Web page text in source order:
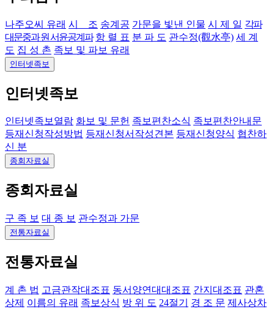
나주오씨 유래 시 조 송계공 가문을 빛낸 인물 시 제 일 각파
대문중과 원 서윤공계파 항 렬 표 분 파 도 관수정(觀水亭) 세 계
도 집 성 촌 족보 및 파보 유래
인터넷족보
인터넷족보
인터넷족보열람 화보 및 문헌 족보편찬소식 족보편찬안내문
등재신청작성방법 등재신청서작성견본 등재신청양식 협찬하
신 분
종회자료실
종회자료실
구 족 보 대 종 보 관수정과 가문
전통자료실
전통자료실
계 촌 법 고금관작대조표 동서양연대대조표 간지대조표 관혼
상제 이름의 유래 족보상식 방 위 도 24절기 경 조 문 제사상차